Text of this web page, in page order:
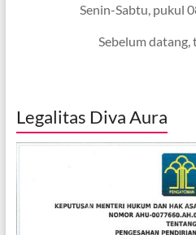
Senin-Sabtu, pukul
Sebelum datang,
Legalitas Diva Aura